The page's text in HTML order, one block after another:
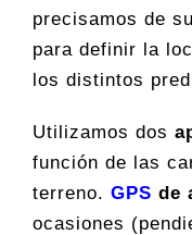
precisamos de
para definir la
los distintos
Utilizamos dos
función de las
terreno. GPS de
ocasiones